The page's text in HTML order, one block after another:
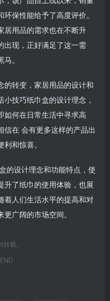
环保性能给予了高度评价。
居用品的需求也在不断升
出现，正好满足了这一需
。
的转变，家居用品的设计和
技巧纸巾盒的设计理念，
如何在日常生活中寻求高
信在 会有更多这样的产品出
和惊喜。
的设计理念和功能特点，使
升了纸巾的使用体验，也展
着人们生活水平的提高和对
广阔的市场空间。
载。